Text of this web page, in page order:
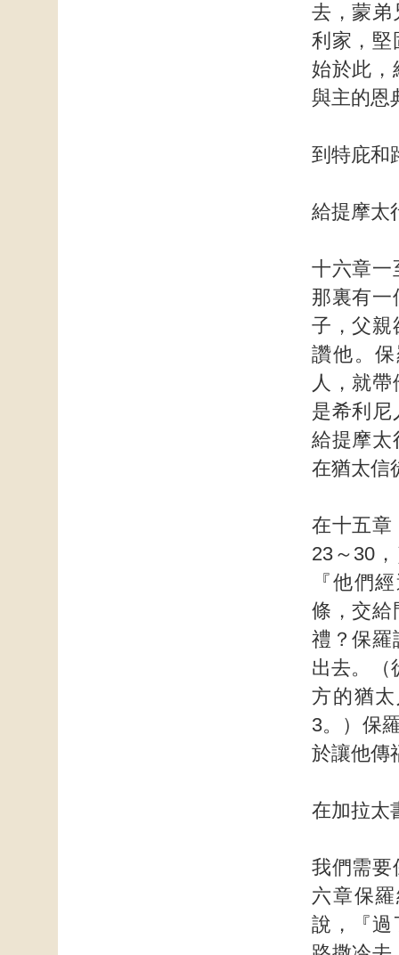
去，蒙弟
利家，堅
始於此，
與主的恩
到特庇和
給提摩太
十六章一
那裏有一
子，父親
讚他。
人，就
是希利尼
給提摩太
在猶太信
在十五章
23～30
『他們
條，交給
禮？保羅
出去。（
方的猶
3。）保
於讓他傳
在加拉太
我們需要
六章保
說，『過